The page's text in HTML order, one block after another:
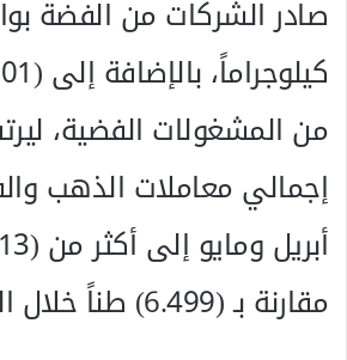
من المشغولات الفضية،
إجمالي معاملات الذهب
مقارنة بـ (6.499) طناً خلال الربع الأول.